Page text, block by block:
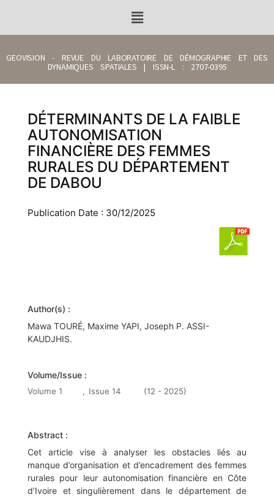
GEOVISION - REVUE DU LABORATOIRE DE DÉMOGRAPHIE ET DES
DYNAMIQUES SPATIALES | ISSN-L : 2707-0395
DÉTERMINANTS DE LA FAIBLE
AUTONOMISATION
FINANCIÈRE DES FEMMES
RURALES DU DÉPARTEMENT
DE DABOU
Publication Date : 30/12/2025
Author(s) :
Mawa TOURÉ, Maxime YAPI, Joseph P. ASSI-
KAUDJHIS.
Volume/Issue :
Volume 1 , Issue 14 (12 - 2025)
Abstract :
Cet article vise à analyser les obstacles liés au
manque d’organisation et d’encadrement des femmes
rurales pour leur autonomisation financière en Côte
d’Ivoire et singulièrement dans le département de